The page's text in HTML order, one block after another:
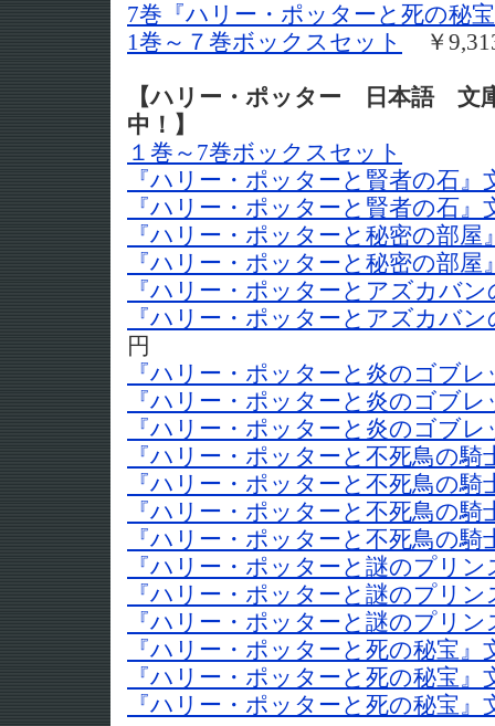
7巻『ハリー・ポッターと死の秘
1巻～７巻ボックスセット
￥
【ハリー・ポッター 日本語 文
中！】
１巻～7巻ボックスセット
『ハリー・ポッターと賢者の石』
『ハリー・ポッターと賢者の石』
『ハリー・ポッターと秘密の部屋
『ハリー・ポッターと秘密の部屋
『ハリー・ポッターとアズカバ
『ハリー・ポッターとアズカバ
円
『ハリー・ポッターと炎のゴブレ
『ハリー・ポッターと炎のゴブレ
『ハリー・ポッターと炎のゴブレ
『ハリー・ポッターと不死鳥の騎
『ハリー・ポッターと不死鳥の騎
『ハリー・ポッターと不死鳥の騎
『ハリー・ポッターと不死鳥の騎
『ハリー・ポッターと謎のプリン
『ハリー・ポッターと謎のプリン
『ハリー・ポッターと謎のプリン
『ハリー・ポッターと死の秘宝』
『ハリー・ポッターと死の秘宝』
『ハリー・ポッターと死の秘宝』